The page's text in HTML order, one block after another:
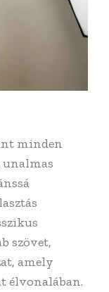
minden
unalmas
szövet,
amely
élvonalában.